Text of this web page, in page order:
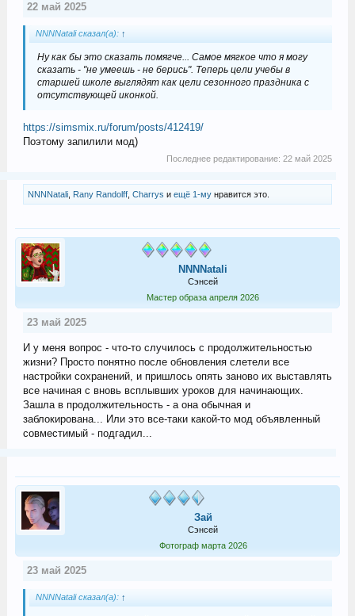
22 май 2025
NNNNatali сказал(а): ↑
Ну как бы это сказать помягче... Самое мягкое что я могу
сказать - "не умеешь - не берись". Теперь цели учебы в
старшей школе выглядят как цели сезонного праздника с
отсутствующей иконкой.
https://simsmix.ru/forum/posts/412419/
Поэтому запилили мод)
Последнее редактирование:22 май 2025
NNNNatali, Rany Randolff, Charrys и ещё 1-мунравится это.
NNNNatali
Сэнсей
Мастер образа апреля 2026
23 май 2025
И у меня вопрос - что-то случилось с продолжительностью
жизни? Просто понятно после обновления слетели все
настройки сохранений, и пришлось опять заново их выставлять
все начиная с вновь всплывших уроков для начинающих.
Зашла в продолжительность - а она обычная и
заблокирована... Или это все-таки какой-то мод объявленный
совместимый - подгадил...
Зай
Сэнсей
Фотограф марта 2026
23 май 2025
NNNNatali сказал(а): ↑